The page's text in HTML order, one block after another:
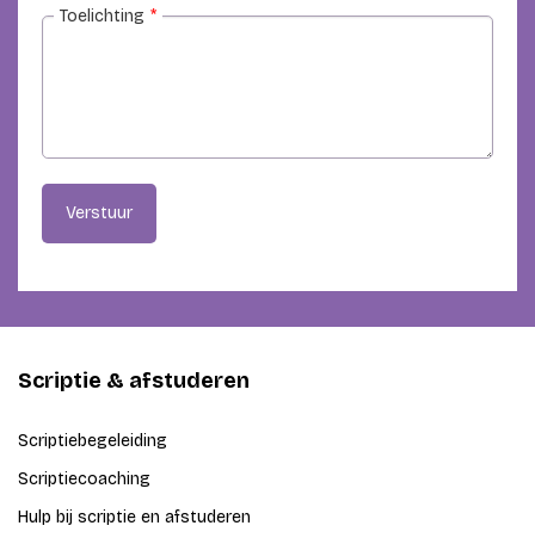
Toelichting *
Verstuur
Scriptie & afstuderen
Scriptiebegeleiding
Scriptiecoaching
Hulp bij scriptie en afstuderen